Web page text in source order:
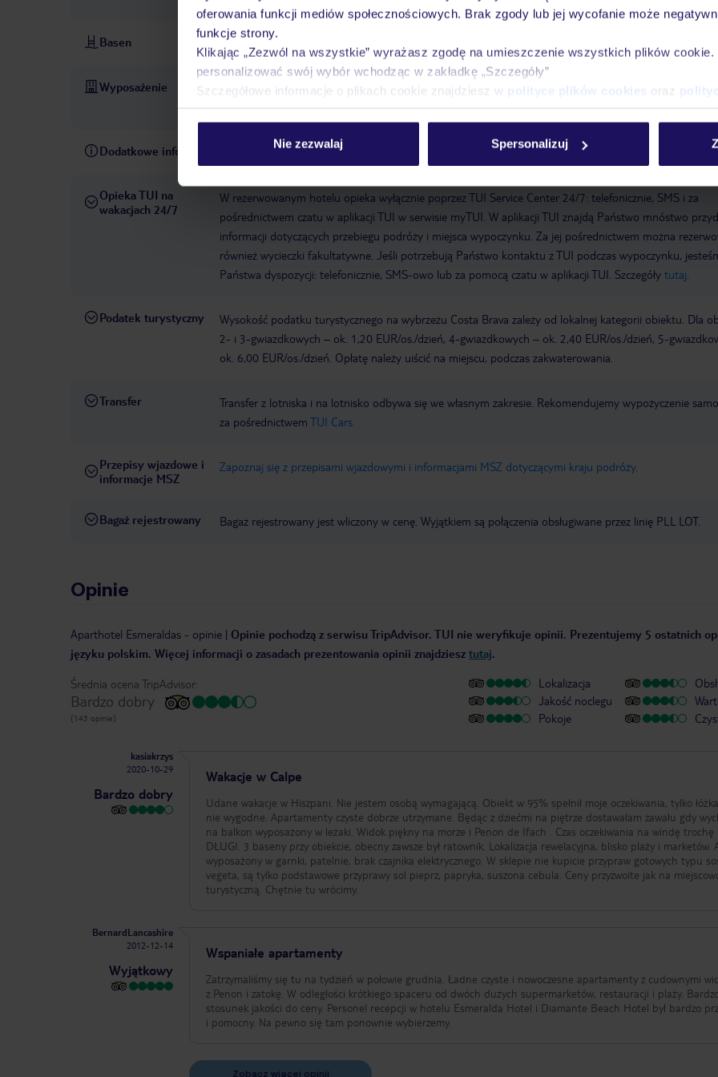
oferowania funkcji mediów społecznościowych. Brak zgody lub jej wycofanie może
funkcje strony.
Klikając „Zezwól na wszystkie” wyrażasz zgodę na umieszczenie wszystkich plików
personalizować swój wybór wchodząc w zakładkę „Szczegóły”
Szczegółowe informacje o plikach cookie znajdziesz w polityce plików cookies oraz
Nie zezwalaj Spersonalizuj
Basen basen zewnętrzny
Wyposażenie recepcja: 24 h Wi-Fi: w recepcji/lobby, w cenie
parking: publiczny, ok. 100 m od hotelu, za
opłatą
parking: płatny, ok.15 EUR/dzień, ok. 200 od hotelu garaż ok. 20 EUR
Dodatkowe informacje zameldowanie do 15:00, wymeldowanie do 10:00
Opieka TUI na
wakacjach 24/7
W rezerwowanym hotelu opieka wyłącznie poprzez TUI Service Center 24/7: telefonicznie, SMS i za
pośrednictwem czatu w aplikacji TUI w serwisie myTUI. W aplikacji TUI znajdą Państwo mnóstwo
informacji dotyczących przebiegu podróży i miejsca wypoczynku. Za jej pośrednictwem można
również wycieczki fakultatywne. Jeśli potrzebują Państwo kontaktu z TUI podczas wypoczynku,
Państwa dyspozycji: telefonicznie, SMS-owo lub za pomocą czatu w aplikacji TUI. Szczegóły tutaj
Podatek turystyczny
Wysokość podatku turystycznego na wybrzeżu Costa Brava zależy od lokalnej kategorii obiektu. Dla
2- i 3-gwiazdkowych – ok. 1,20 EUR/os./dzień, 4-gwiazdkowych – ok. 2,40 EUR/os./dzień, 5-
ok. 6,00 EUR/os./dzień. Opłatę należy uiścić na miejscu, podczas zakwaterowania.
Transfer
Transfer z lotniska i na lotnisko odbywa się we własnym zakresie. Rekomendujemy wypożyczenie
za pośrednictwem TUI Cars.
Przepisy wjazdowe i
informacje MSZ
Zapoznaj się z przepisami wjazdowymi i informacjami MSZ dotyczącymi kraju podróży.
Bagaż rejestrowany Bagaż rejestrowany jest wliczony w cenę. Wyjątkiem są połączenia obsługiwane przez linię PLL LOT.
Opinie
Aparthotel Esmeraldas - opinie | Opinie pochodzą z serwisu TripAdvisor. TUI nie weryfikuje opinii. Prezentujemy 5 ostatnich
języku polskim. Więcej informacji o zasadach prezentowania opinii znajdziesz tutaj.
Średnia ocena TripAdvisor:
Bardzo dobry
(143 opinie)
Lokalizacja
Jakość noclegu
Pokoje
kasiakrzys
2020-10-29
Bardzo dobry
Wakacje w Calpe
Udane wakacje w Hiszpani. Nie jestem osobą wymagającą. Obiekt w 95% spełnił moje oczekiwania, tylko
nie wygodne. Apartamenty czyste dobrze utrzymane. Będąc z dziećmi na piętrze dostawałam zawału gdy wychodziły
na balkon wyposażony w leżaki. Widok piękny na morze i Penon de Ifach . Czas oczekiwania na windę trochę
DŁUGI. 3 baseny przy obiekcie, obecny zawsze był ratownik. Lokalizacja rewelacyjna, blisko plaży i marketów.
wyposażony w garnki, patelnie, brak czajnika elektrycznego. W sklepie nie kupicie przypraw gotowych typu
vegeta, są tylko podstawowe przyprawy sol pieprz, papryka, suszona cebula. Ceny przyzwoite jak na
turystyczną. Chętnie tu wrócimy.
BernardLancashire
2012-12-14
Wyjątkowy
Wspaniałe apartamenty
Zatrzymaliśmy się tu na tydzień w połowie grudnia. Ładne czyste i nowoczesne apartamenty z cudownymi
z Penon i zatokę. W odległości krótkiego spaceru od dwóch dużych supermarketów, restauracji i plaży.
stosunek jakości do ceny. Personel recepcji w hotelu Esmeralda Hotel i Diamante Beach Hotel był bardzo
i pomocny. Na pewno się tam ponownie wybierzemy.
Zobacz więcej opinii